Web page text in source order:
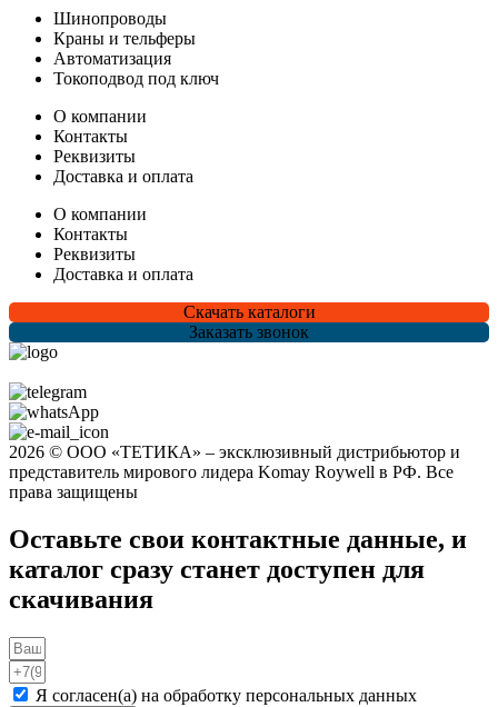
Шинопроводы
Краны и тельферы
Автоматизация
Токоподвод под ключ
О компании
Контакты
Реквизиты
Доставка и оплата
О компании
Контакты
Реквизиты
Доставка и оплата
Скачать каталоги
Заказать звонок
2026 © ООО «ТЕТИКА» ‒ эксклюзивный дистрибьютор и
представитель мирового лидера Komay Roywell в РФ. Все
права защищены
Оставьте свои контактные данные, и
каталог сразу станет доступен для
скачивания
Я согласен(а) на обработку персональных данных